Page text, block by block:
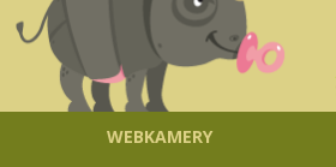
WEBKAMERY